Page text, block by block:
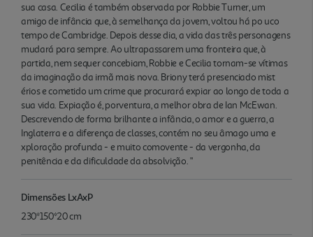
sua casa. Cecilia é também observada por Robbie Turner, um
amigo de infância que, à semelhança da jovem, voltou há po uco
tempo de Cambridge. Depois desse dia, a vida das três personagens
mudará para sempre. Ao ultrapassarem uma fronteira que, à
partida, nem sequer concebiam, Robbie e Cecilia tornam-se vítimas
da imaginação da irmã mais nova. Briony terá presenciado mist
érios e cometido um crime que procurará expiar ao longo de toda a
sua vida. Expiação é, porventura, a melhor obra de Ian McEwan.
Descrevendo de forma brilhante a infância, o amor e a guerra, a
Inglaterra e a diferença de classes, contém no seu âmago uma e
xploração profunda - e muito comovente - da vergonha, da
penitência e da dificuldade da absolvição. "
Dimensões LxAxP
230*150*20 cm